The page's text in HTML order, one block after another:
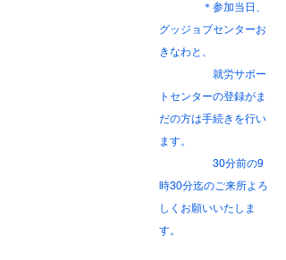
＊参加当日、
グッジョブセンターお
きなわと、
就労サポー
トセンターの登録がま
だの方は手続きを行い
ます。
30分前の9
時30分迄のご来所よろ
しくお願いいたしま
す。